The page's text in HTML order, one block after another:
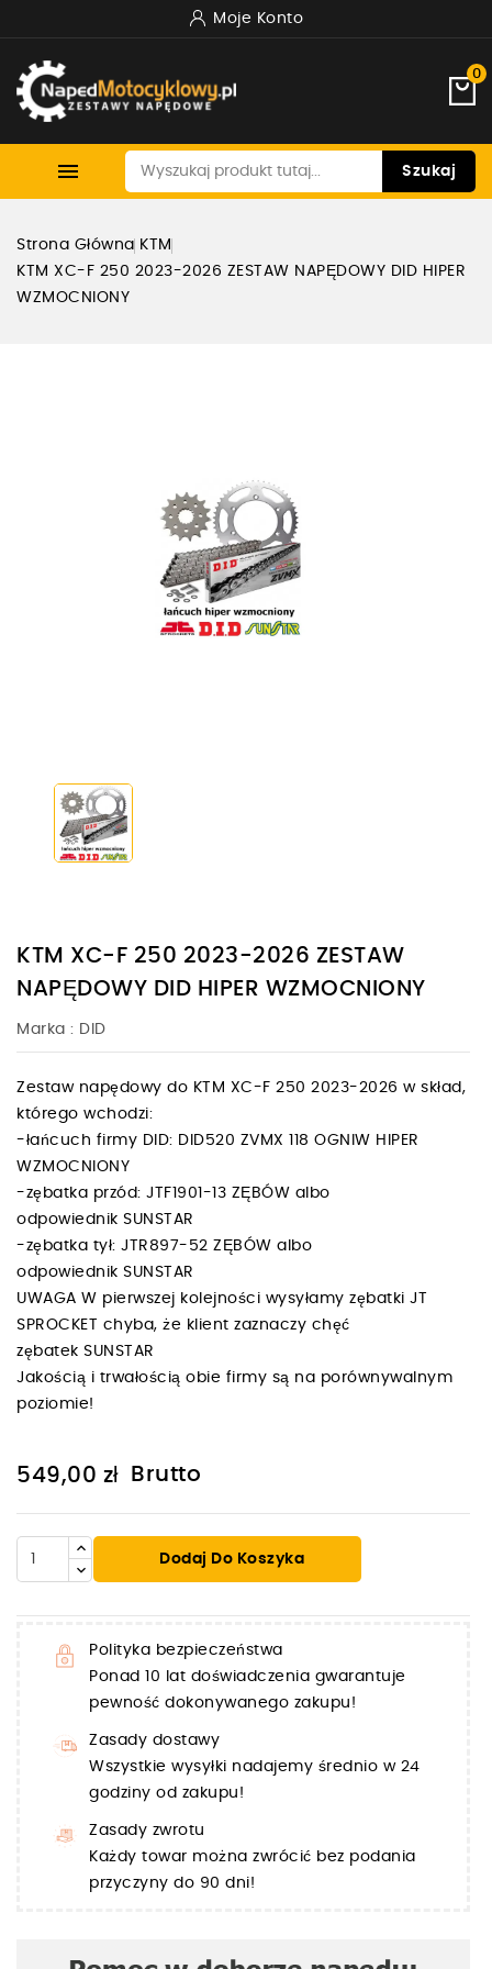
Moje Konto
0
 Szukaj
Strona Główna KTM
KTM XC-F 250 2023-2026 ZESTAW NAPĘDOWY DID HIPER
WZMOCNIONY
KTM XC-F 250 2023-2026 ZESTAW
NAPĘDOWY DID HIPER WZMOCNIONY
Marka : DID
Zestaw napędowy do KTM XC-F 250 2023-2026 w skład,
którego wchodzi:
-łańcuch firmy DID: DID520 ZVMX 118 OGNIW HIPER
WZMOCNIONY
-zębatka przód: JTF1901-13 ZĘBÓW albo
odpowiednik SUNSTAR
-zębatka tył: JTR897-52 ZĘBÓW albo
odpowiednik SUNSTAR
UWAGA W pierwszej kolejności wysyłamy zębatki JT
SPROCKET chyba, że klient zaznaczy chęć
zębatek SUNSTAR
Jakością i trwałością obie firmy są na porównywalnym
poziomie!
549,00 zł Brutto
Dodaj Do Koszyka
Polityka bezpieczeństwa
Ponad 10 lat doświadczenia gwarantuje
pewność dokonywanego zakupu!
Zasady dostawy
Wszystkie wysyłki nadajemy średnio w 24
godziny od zakupu!
Zasady zwrotu
Każdy towar można zwrócić bez podania
przyczyny do 90 dni!